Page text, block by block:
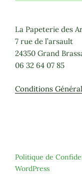
La Papeterie des
7 rue de l’arsault
24350 Grand
06 32 64 07 85
Conditions
Politique de
WordPress